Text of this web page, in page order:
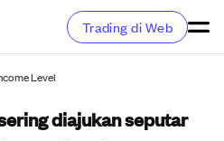
Trading di Web
Level
diajukan seputar